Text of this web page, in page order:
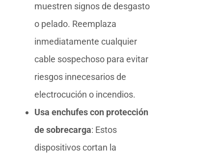
muestren signos de desgasto
o pelado. Reemplaza
inmediatamente cualquier
cable sospechoso para evitar
riesgos innecesarios de
electrocución o incendios.
Usa enchufes con protección
de sobrecarga: Estos
dispositivos cortan la